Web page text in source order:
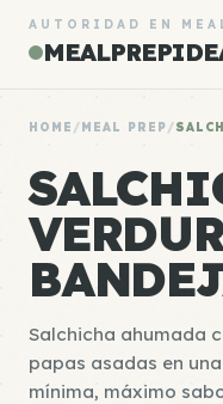
AUTORIDAD EN
HOME /MEAL PREP/
Salchicha ahumada
papas asadas en
mínima, máximo